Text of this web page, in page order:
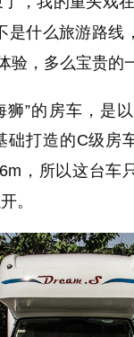
是什么旅游路线
验，多么宝贵的
狮”的房车，是以
础打造的C级房
，所以这台车
。